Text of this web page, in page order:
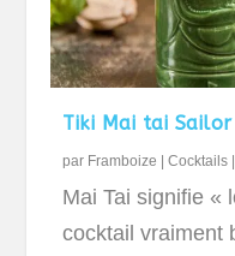
Tiki Mai tai
par Framboize |Cocktails
Mai Tai signifie «
cocktail vraiment